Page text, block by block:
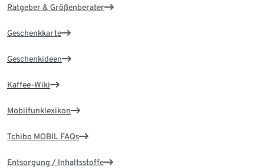
Ratgeber & Größenberater
Geschenkkarte
Geschenkideen
Kaffee-Wiki
Mobilfunklexikon
Tchibo MOBIL FAQs
Entsorgung / Inhaltsstoffe